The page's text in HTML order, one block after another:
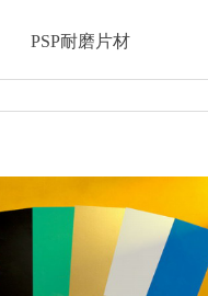
PSP耐磨片材